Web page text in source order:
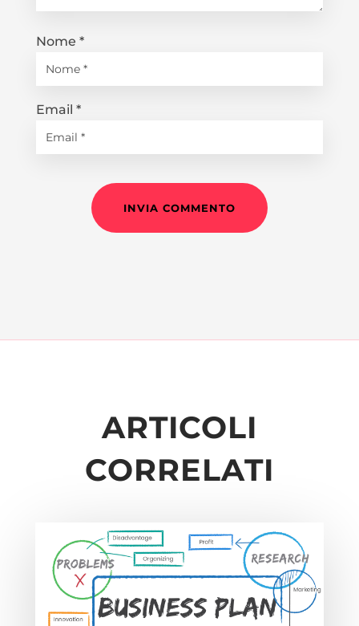
Nome *
Email *
INVIA COMMENTO
ARTICOLI
CORRELATI